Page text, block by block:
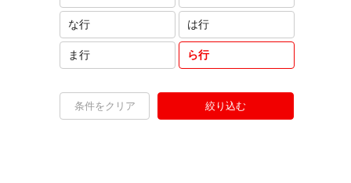
な行 は行
ま行 ら行
条件をクリア 絞り込む